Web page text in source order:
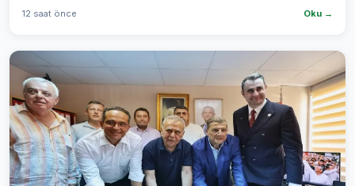
12 saat önce Oku →